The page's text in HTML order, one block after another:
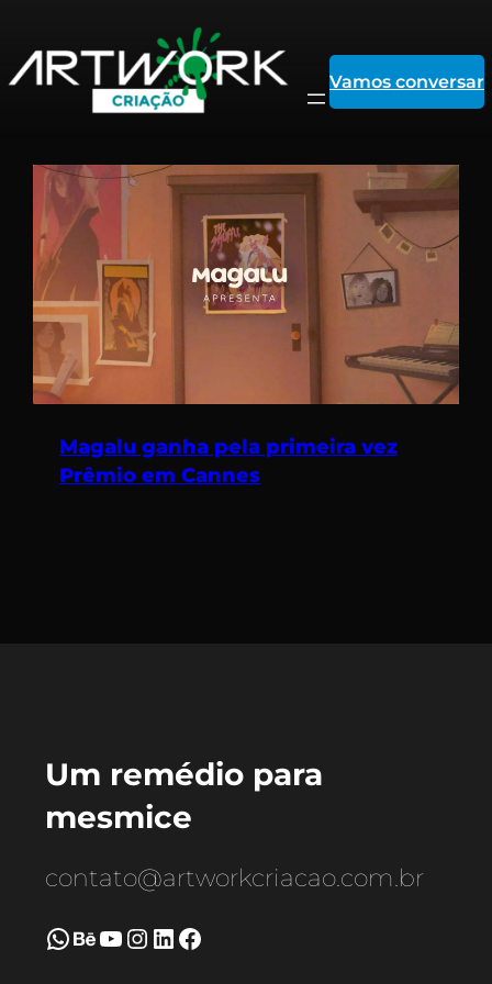
Pular
para
conteúdo
Vamos conversar
Magalu ganha pela primeira vez
Prêmio em Cannes
Um remédio para
mesmice
contato@artworkcriacao.com.br
WhatsApp Behance Youtube Instagram LinkedIn Facebook